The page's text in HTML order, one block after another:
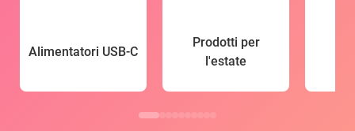
Alimentatori USB-C
Prodotti per
l'estate